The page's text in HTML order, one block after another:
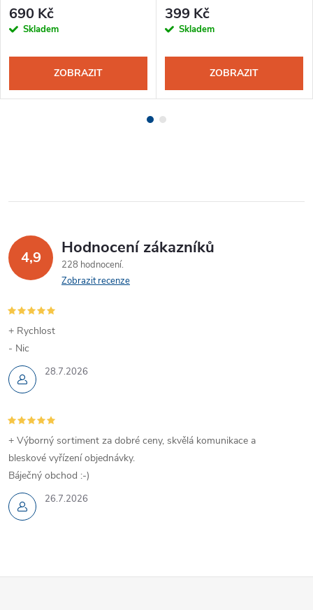
690 Kč
Skladem
ZOBRAZIT
399 Kč
Skladem
ZOBRAZIT
4,9 Hodnocení zákazníků
228 hodnocení
Zobrazit recenze
28.7.2026
+ Rychlost
- Nic
26.7.2026
+ Výborný sortiment za dobré ceny, skvělá komunikace a
bleskové vyřízení objednávky.
Báječný obchod :-)